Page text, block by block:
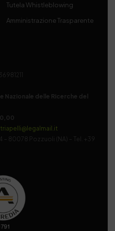
Tutela Whistleblowing
Amministrazione Trasparente
Nazionale delle Ricerche del
– 80078 Pozzuoli (NA) – Tel. +39